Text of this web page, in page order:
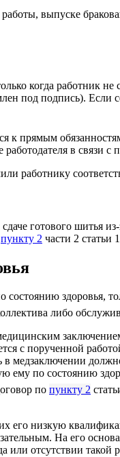
выпуске
когда работник
под подпись). Если
к прямым
в связи
работнику
готового шитья
пункту 2 части 2 статьи
состоянию
либо
с порученной
медзаключении
ему по состоянию
по пункту 2
его низкую
На его
или отсутствии такой